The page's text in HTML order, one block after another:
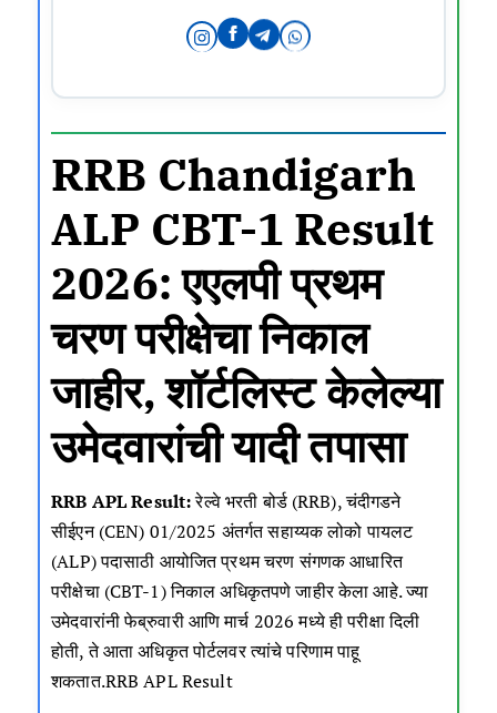
RRB Chandigarh
ALP CBT-1 Result
2026: एएलपी प्रथम
चरण परीक्षेचा निकाल
जाहीर, शॉर्टलिस्ट केलेल्या
उमेदवारांची यादी तपासा
RRB APLResult:रेल्वे भरती बोर्ड (RRB), चंदीगडने
सीईएन (CEN) 01/2025 अंतर्गत सहाय्यक लोको पायलट
(ALP) पदासाठी आयोजित प्रथम चरण संगणक आधारित
परीक्षेचा (CBT-1) निकाल अधिकृतपणे जाहीर केला आहे. ज्या
उमेदवारांनी फेब्रुवारी आणि मार्च 2026 मध्ये ही परीक्षा दिली
होती, ते आता अधिकृत पोर्टलवर त्यांचे परिणाम पाहू
शकतात.RRB APL Result